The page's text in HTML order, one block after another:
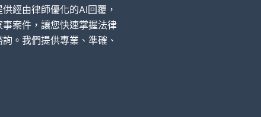
經由律師優化的AI回覆，
案件，讓您快速掌握法律
。我們提供專業、準確、